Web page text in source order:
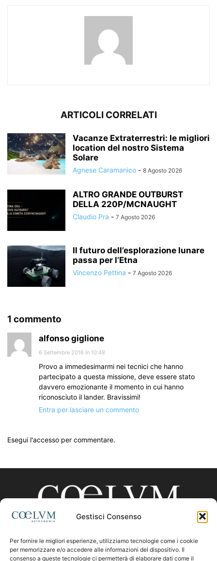
Gestisci Consenso
Per fornire le migliori esperienze, utilizziamo tecnologie come i cookie
per memorizzare e/o accedere alle informazioni del dispositivo. Il
consenso a queste tecnologie ci permetterà di elaborare dati come il
ARTICOLI CORRELATI
Vacanze Extraterrestri: le migliori
location del nostro Sistema
Solare
Agnese Caramanico - 8 Agosto 2026
ALTRO GRANDE OUTBURST
DELLA 220P/MCNAUGHT
Claudio Pra - 7 Agosto 2026
Il futuro dell’esplorazione lunare
passa per l’Etna
Vincenzo Pettina - 7 Agosto 2026
1 commento
alfonso giglione
6 Settembre 2016 In 10:48
Provo a immedesimarmi nei tecnici che hanno
partecipato a questa missione, deve essere stato
davvero emozionante il momento in cui hanno
riconosciuto il lander. Bravissimi!
Entra per lasciare un commento
Esegui l'accesso per commentare.
CHI SIAMO